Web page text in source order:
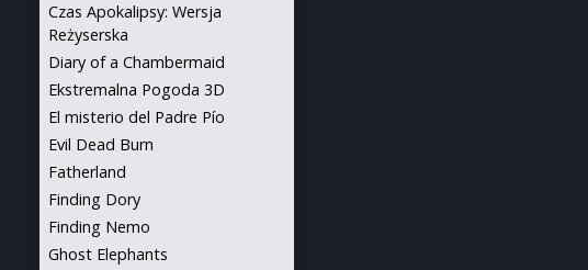
Czas Apokalipsy: Wersja
Reżyserska
Diary of a Chambermaid
Ekstremalna Pogoda 3D
El misterio del Padre Pío
Evil Dead Burn
Fatherland
Finding Dory
Finding Nemo
Ghost Elephants